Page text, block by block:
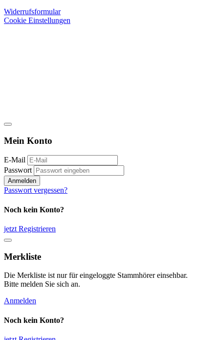
Widerrufsformular
Cookie Einstellungen
Mein Konto
E-Mail
Passwort
Anmelden
Passwort vergessen?
Noch kein Konto?
jetzt Registrieren
Merkliste
Die Merkliste ist nur für eingeloggte Stammhörer einsehbar.
Bitte melden Sie sich an.
Anmelden
Noch kein Konto?